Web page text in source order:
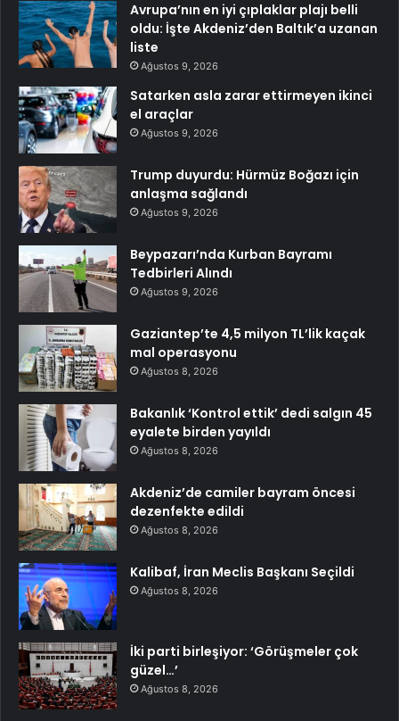
Avrupa’nın en iyi çıplaklar plajı belli
oldu: İşte Akdeniz’den Baltık’a uzanan
liste
Ağustos 9, 2026
Satarken asla zarar ettirmeyen ikinci
el araçlar
Ağustos 9, 2026
Trump duyurdu: Hürmüz Boğazı için
anlaşma sağlandı
Ağustos 9, 2026
Beypazarı’nda Kurban Bayramı
Tedbirleri Alındı
Ağustos 9, 2026
Gaziantep’te 4,5 milyon TL’lik kaçak
mal operasyonu
Ağustos 8, 2026
Bakanlık ‘Kontrol ettik’ dedi salgın 45
eyalete birden yayıldı
Ağustos 8, 2026
Akdeniz’de camiler bayram öncesi
dezenfekte edildi
Ağustos 8, 2026
Kalibaf, İran Meclis Başkanı Seçildi
Ağustos 8, 2026
İki parti birleşiyor: ‘Görüşmeler çok
güzel…’
Ağustos 8, 2026